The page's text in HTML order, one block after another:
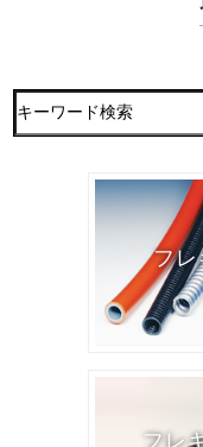
フレ
フレ